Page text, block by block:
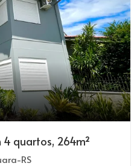
quartos, 264m²
RS